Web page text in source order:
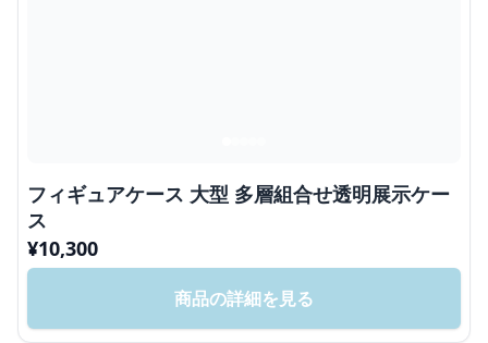
フィギュアケース 大型 多層組合せ透明展示ケー
ス
¥10,300
商品の詳細を見る